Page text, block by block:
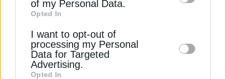
third parties on theIAB’s List of
Downstream Participants
disclose it to other third parties.
of my Personal Data.
Opted In
I want to opt-out of
processing my Personal
Data for Targeted
Advertising.
Opted In